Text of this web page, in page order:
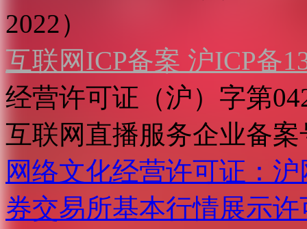
2022）
互联网ICP备案 沪ICP备
经营许可证（沪）字第
互联网直播服务企业备案
网络文化经营许可证：
券交易所基本行情展示许